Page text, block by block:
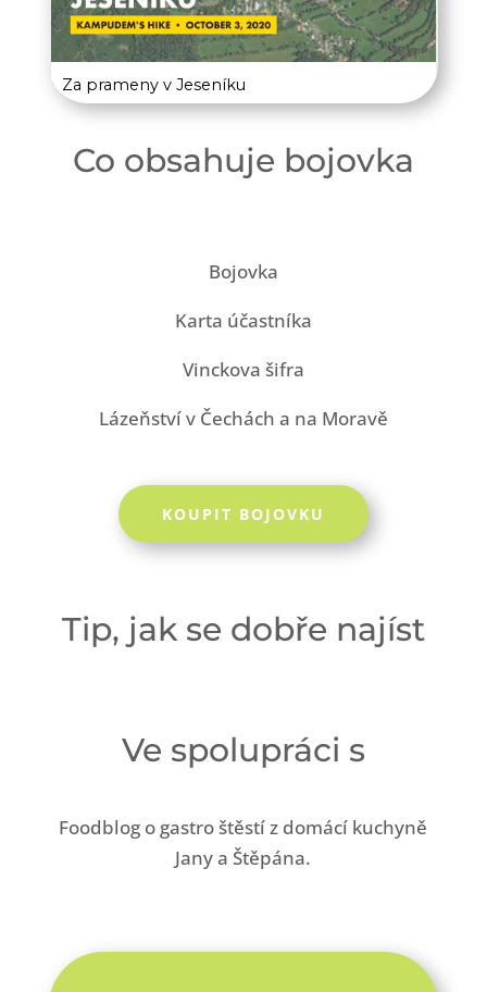
Co obsahuje bojovka
Bojovka
Karta účastníka
Vinckova šifra
Lázeňství v Čechách a na Moravě
KOUPIT BOJOVKU
Tip, jak se dobře najíst
Ve spolupráci s
Foodblog o gastro štěstí z domácí kuchyně
Jany a Štěpána.